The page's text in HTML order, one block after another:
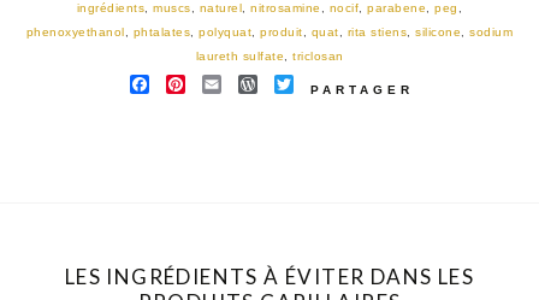
ingrédients ,muscs naturel ,nitrosamine nocif ,parabene ,peg
phenoxyethanol
phtalates ,polyquat ,produit quat rita stiens ,silicone ,sodium
laureth sulfate
triclosan
FACEBOOK
PINTEREST
EMAILWORDPRESS
TWITTER
PARTAGER
LES INGRÉDIENTS À ÉVITER DANS LES